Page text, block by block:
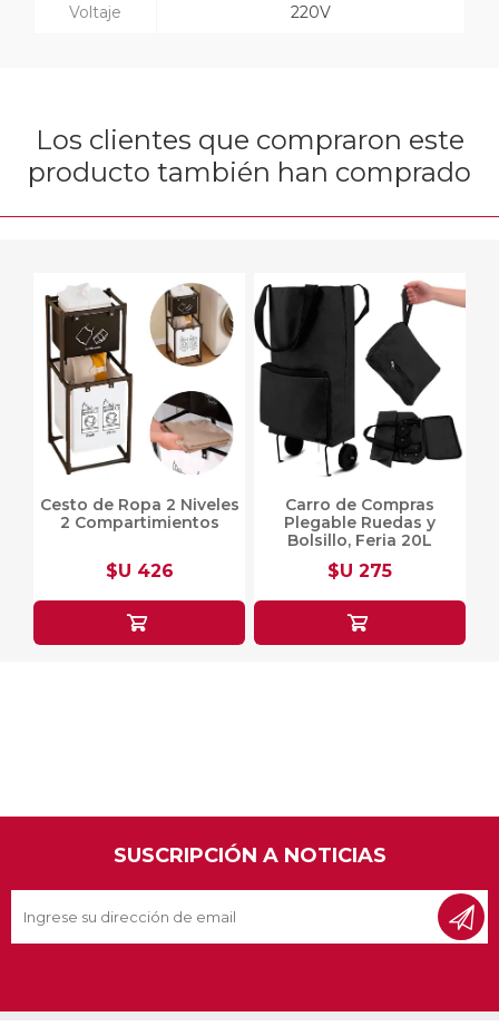
Voltaje 220V
Los clientes que compraron este
producto también han comprado
Cesto de Ropa 2 Niveles
2 Compartimientos
$U 426
Carro de Compras
Plegable Ruedas y
Bolsillo, Feria 20L
$U 275
SUSCRIPCIÓN A NOTICIAS